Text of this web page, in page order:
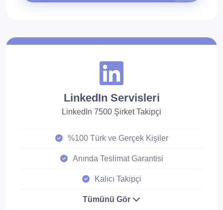
LinkedIn Servisleri
LinkedIn 7500 Şirket Takipçi
%100 Türk ve Gerçek Kişiler
Anında Teslimat Garantisi
Kalıcı Takipçi
Tümünü Gör